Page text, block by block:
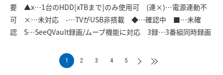
要 ▲x…1台のHDD[xTBまで]のみ使用可 (連×)…電源連動不
可 ×…未対応 -…TVがUSB非搭載 ◆…確認中 ■…未確
認 S…SeeQVault録画/ムーブ機能に対応 3録…3番組同時録画
1 2 3 4 5